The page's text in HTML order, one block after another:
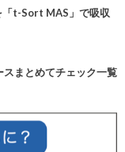
「t-Sort MAS」で吸収
スまとめてチェック一覧